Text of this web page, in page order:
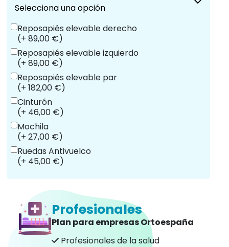
Selecciona una opción
Reposapiés elevable derecho
(+ 89,00 €)
Reposapiés elevable izquierdo
(+ 89,00 €)
Reposapiés elevable par
(+ 182,00 €)
Cinturón
(+ 46,00 €)
Mochila
(+ 27,00 €)
Ruedas Antivuelco
(+ 45,00 €)
Profesionales
Plan para empresas Ortoespaña
Profesionales de la salud